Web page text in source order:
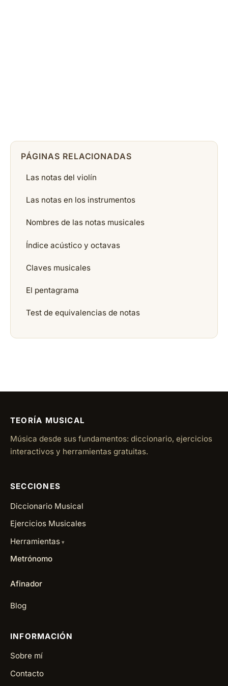
PÁGINAS RELACIONADAS
Las notas del violín
Las notas en los instrumentos
Nombres de las notas musicales
Índice acústico y octavas
Claves musicales
El pentagrama
Test de equivalencias de notas
TEORÍA MUSICAL
Música desde sus fundamentos: diccionario, ejercicios
interactivos y herramientas gratuitas.
SECCIONES
Diccionario Musical
Ejercicios Musicales
Herramientas
Metrónomo
Afinador
Blog
INFORMACIÓN
Sobre mí
Contacto